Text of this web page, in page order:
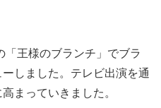
王様のブランチ」でブラ
しました。テレビ出演を通
まっていきました。